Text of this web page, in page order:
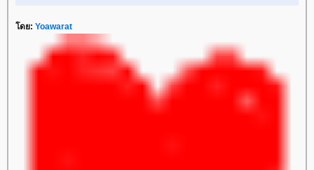
ดย: Yoawarat